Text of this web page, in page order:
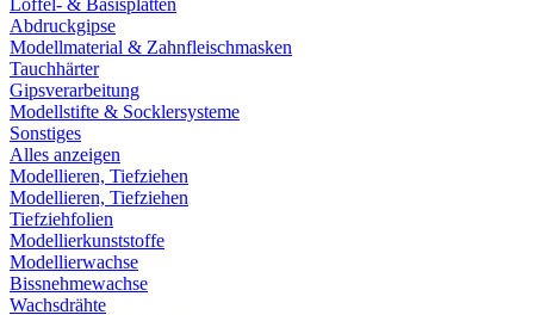
Löffel- & Basisplatten
Abdruckgipse
Modellmaterial & Zahnfleischmasken
Tauchhärter
Gipsverarbeitung
Modellstifte & Socklersysteme
Sonstiges
Alles anzeigen
Modellieren, Tiefziehen
Modellieren, Tiefziehen
Tiefziehfolien
Modellierkunststoffe
Modellierwachse
Bissnehmewachse
Wachsdrähte